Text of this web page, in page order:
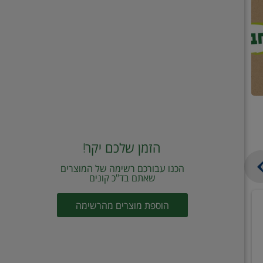
הזמן שלכם יקר!
הכנו עבורכם רשימה של המוצרים
שאתם בד"כ קונים
הוספת מוצרים מהרשימה